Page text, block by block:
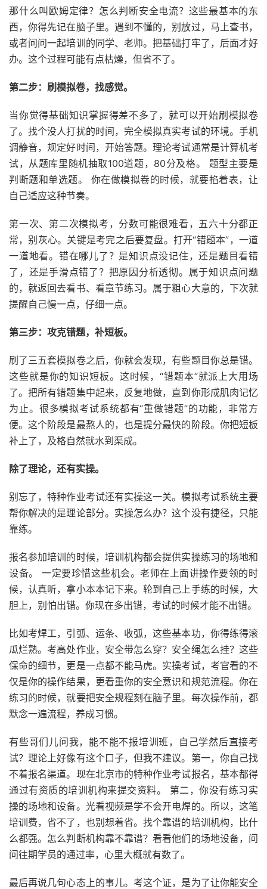
那什么叫欧姆定律？怎么判断安全电流？这些最基本的东
西，你得先记在脑子里。遇到不懂的，别放过，马上查书，
或者问问一起培训的同学、老师。把基础打牢了，后面才好
办。这个过程可能有点枯燥，但省不了。
第二步：刷模拟卷，找感觉。
当你觉得基础知识掌握得差不多了，就可以开始刷模拟卷
了。找个没人打扰的时间，完全模拟真实考试的环境。手机
调静音，规定好时间，开始答题。理论考试通常是计算机考
试，从题库里随机抽取100道题，80分及格。 题型主要是
判断题和单选题。 你在做模拟卷的时候，就要掐着表，让
自己适应这种节奏。
第一次、第二次模拟考，分数可能很难看，五六十分都正
常，别灰心。关键是考完之后要复盘。打开“错题本”，一道
一道地看。错在哪儿了？是知识点没记住，还是题目看错
了，还是手滑点错了？把原因分析透彻。属于知识点问题
的，就返回去看书、看章节练习。属于粗心大意的，下次就
提醒自己慢一点，仔细一点。
第三步：攻克错题，补短板。
刷了三五套模拟卷之后，你就会发现，有些题目你总是错。
这些就是你的知识短板。这时候，“错题本”就派上大用场
了。把所有错题集中起来，反复地做，直到你形成肌肉记忆
为止。很多模拟考试系统都有“重做错题”的功能，非常方
便。这个阶段是最熬人的，也是提分最快的阶段。你把短板
补上了，及格自然就水到渠成。
除了理论，还有实操。
别忘了，特种作业考试还有实操这一关。模拟考试系统主要
帮你解决的是理论部分。实操怎么办？这个没有捷径，只能
靠练。
报名参加培训的时候，培训机构都会提供实操练习的场地和
设备。 一定要珍惜这些机会。老师在上面讲操作要领的时
候，认真听，拿小本本记下来。轮到自己上手练的时候，大
胆上，别怕出错。你现在多出错，考试的时候才能不出错。
比如考焊工，引弧、运条、收弧，这些基本功，你得练得滚
瓜烂熟。考高处作业，安全带怎么穿？安全绳怎么挂？这些
保命的细节，更是一点都不能马虎。实操考试，考官看的不
仅是你的操作结果，更看重你的安全意识和规范流程。你在
练习的时候，就要把安全规程刻在脑子里。每次操作前，都
默念一遍流程，养成习惯。
有些哥们儿问我，能不能不报培训班，自己学然后直接考
试？理论上好像有这个口子，但我不建议。第一，你自己找
不着报名渠道。现在北京市的特种作业考试报名，基本都得
通过有资质的培训机构来提交资料。 第二，你没有练习实
操的场地和设备。光看视频是学不会开电焊的。所以，这笔
培训费，省不了，也别想着省。找个靠谱的培训机构，比什
么都强。怎么判断机构靠不靠谱？看看他们的场地设备，问
问往期学员的通过率，心里大概就有数了。
最后再说几句心态上的事儿。考这个证，是为了让你能安全